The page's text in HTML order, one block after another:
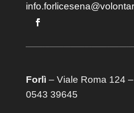
Forlì – Viale Roma 124
0543 39645